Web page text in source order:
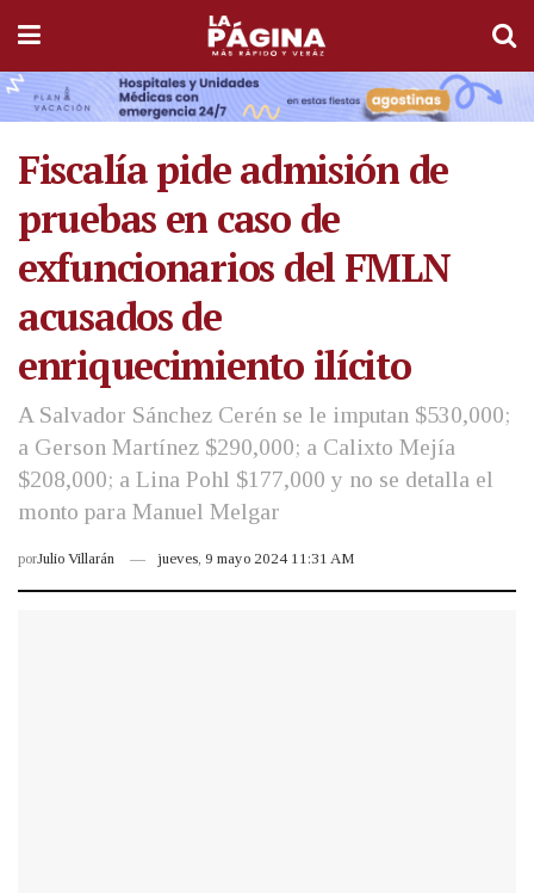
Fiscalía pide admisión de
pruebas en caso de
exfuncionarios del FMLN
acusados de
enriquecimiento ilícito
A Salvador Sánchez Cerén se le imputan $530,000;
a Gerson Martínez $290,000; a Calixto Mejía
$208,000; a Lina Pohl $177,000 y no se detalla el
monto para Manuel Melgar
porJulio Villarán jueves, 9 mayo 2024 11:31 AM